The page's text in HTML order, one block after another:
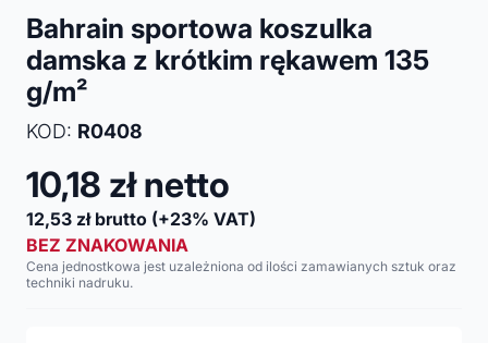
Bahrain sportowa koszulka
damska z krótkim rękawem 135
g/m²
KOD: R0408
10,18 zł netto
12,53 zł brutto (+23% VAT)
BEZ ZNAKOWANIA
Cena jednostkowa jest uzależniona od ilości zamawianych sztuk oraz
techniki nadruku.